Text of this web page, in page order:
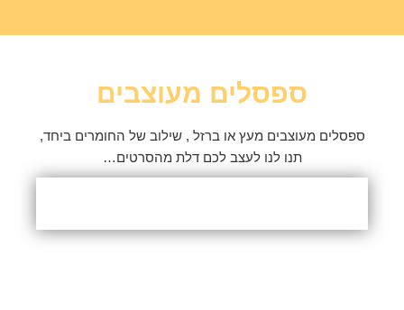
ספסלים מעוצבים
ספסלים מעוצבים מעץ או ברזל , שילוב של החומרים ביחד,
תנו לנו לעצב לכם דלת מהסרטים…